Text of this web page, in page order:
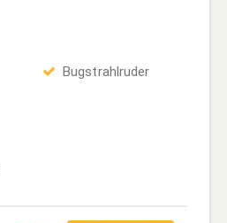
Bugstrahlruder